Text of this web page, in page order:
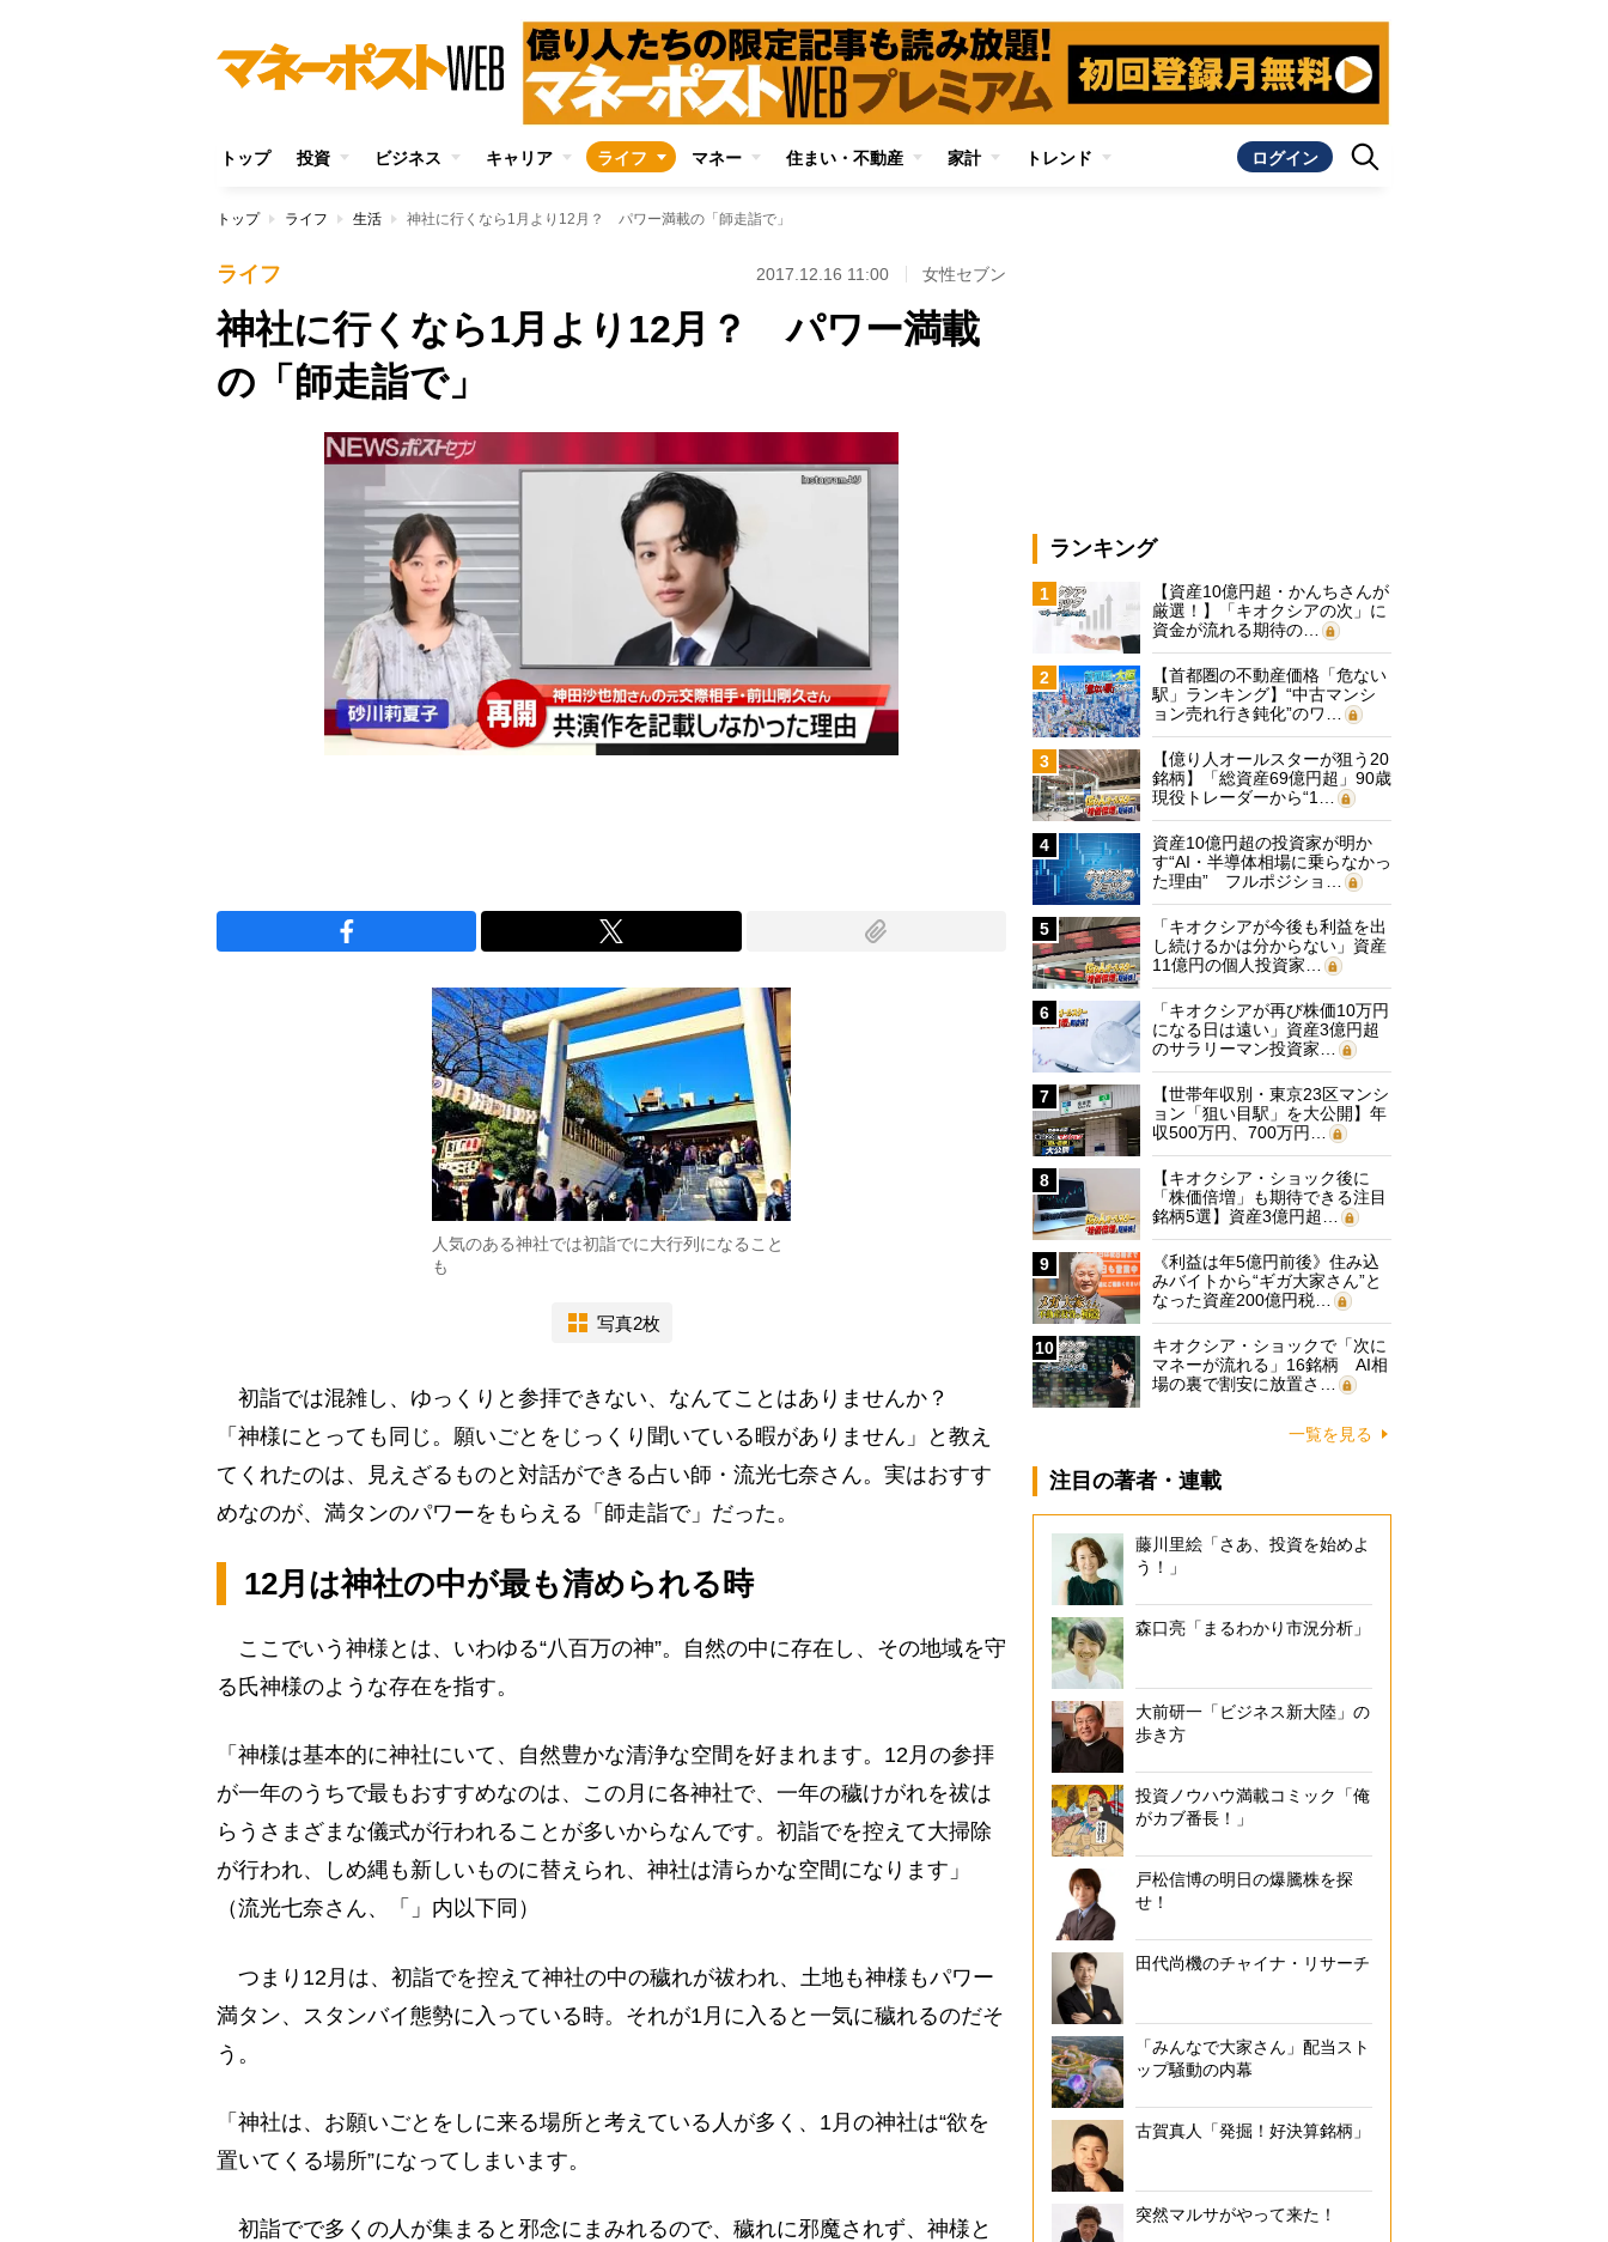
トップ 投資 ビジネス キャリア ライフ マネー 住まい・不動産 家計 トレンド ログイン
トップ ライフ 生活 神社に行くなら1月より12月？ パワー満載の「師走詣で」
ライフ 2017.12.16 11:00 女性セブン
神社に行くなら1月より12月？ パワー満載
の「師走詣で」
人気のある神社では初詣でに大行列になること
も
写真2枚
初詣では混雑し、ゆっくりと参拝できない、なんてことはありませんか？
「神様にとっても同じ。願いごとをじっくり聞いている暇がありません」と教え
てくれたのは、見えざるものと対話ができる占い師・流光七奈さん。実はおすす
めなのが、満タンのパワーをもらえる「師走詣で」だった。
12月は神社の中が最も清められる時
ここでいう神様とは、いわゆる“八百万の神”。自然の中に存在し、その地域を守
る氏神様のような存在を指す。
「神様は基本的に神社にいて、自然豊かな清浄な空間を好まれます。12月の参拝
が一年のうちで最もおすすめなのは、この月に各神社で、一年の穢けがれを祓は
らうさまざまな儀式が行われることが多いからなんです。初詣でを控えて大掃除
が行われ、しめ縄も新しいものに替えられ、神社は清らかな空間になります」
（流光七奈さん、「」内以下同）
つまり12月は、初詣でを控えて神社の中の穢れが祓われ、土地も神様もパワー
満タン、スタンバイ態勢に入っている時。それが1月に入ると一気に穢れるのだそ
う。
「神社は、お願いごとをしに来る場所と考えている人が多く、1月の神社は“欲を
置いてくる場所”になってしまいます。
初詣でで多くの人が集まると邪念にまみれるので、穢れに邪魔されず、神様と
ランキング
1
【資産10億円超・かんちさんが
厳選！】「キオクシアの次」に
資金が流れる期待の…
2
【首都圏の不動産価格「危ない
駅」ランキング】“中古マンシ
ョン売れ行き鈍化”のワ…
3
【億り人オールスターが狙う20
銘柄】「総資産69億円超」90歳
現役トレーダーから“1…
4
資産10億円超の投資家が明か
す“AI・半導体相場に乗らなかっ
た理由” フルポジショ…
5
「キオクシアが今後も利益を出
し続けるかは分からない」資産
11億円の個人投資家…
6
「キオクシアが再び株価10万円
になる日は遠い」資産3億円超
のサラリーマン投資家…
7
【世帯年収別・東京23区マンシ
ョン「狙い目駅」を大公開】年
収500万円、700万円…
8
【キオクシア・ショック後に
「株価倍増」も期待できる注目
銘柄5選】資産3億円超…
9
《利益は年5億円前後》住み込
みバイトから“ギガ大家さん”と
なった資産200億円税…
10
キオクシア・ショックで「次に
マネーが流れる」16銘柄 AI相
場の裏で割安に放置さ…
一覧を見る
注目の著者・連載
藤川里絵「さあ、投資を始めよ
う！」
森口亮「まるわかり市況分析」
大前研一「ビジネス新大陸」の
歩き方
投資ノウハウ満載コミック「俺
がカブ番長！」
戸松信博の明日の爆騰株を探
せ！
田代尚機のチャイナ・リサーチ
「みんなで大家さん」配当スト
ップ騒動の内幕
古賀真人「発掘！好決算銘柄」
突然マルサがやって来た！